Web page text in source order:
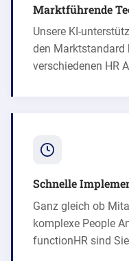
Marktführende
Unsere KI-
den Marktstandard
verschiedenen HR
Schnelle
Ganz gleich ob
komplexe People
functionHR sind